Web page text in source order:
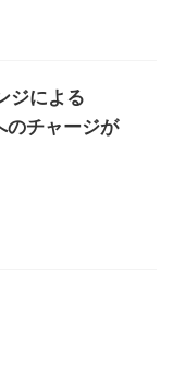
ジによる
チャージが